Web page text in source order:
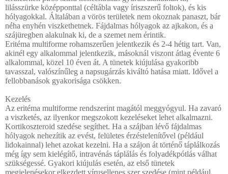
lilásszürke középponttal (céltábla vagy íriszszerű foltok), és kis
hólyagokkal. Általában a vörös területek nem okoznak panaszt, bár
néha enyhén viszkethetnek. Fájdalmas hólyagok az ajkakon, és a
szájüregben alakulnak ki, de a szemet nem érintik.
Eritéma multiforme rohamszerűen jelentkezik és 2-4 hétig tart. Van,
akinél egy alkalommal jelentkezik, másoknál viszont átlag évente 6
alkalommal, közel 10 éven át. A tünetek kiújulása gyakoribb
tavasszal, valószínűleg a napsugárzás kiváltó hatása miatt. Idővel a
fellobbanások gyakorisága csökken.
Kezelés
Az eritéma multiforme rendszerint magától meggyógyul. Ha zavaró
a viszketés, az ilyenkor megszokott kezeléseket lehet alkalmazni.
Kortikoszteroid szedése segíthet. Ha a szájban lévő fájdalmas
hólyagok nehezítik az evést, felületes érzéstelenítővel (például
lidokainnal) lehet azokat kezelni. Ha a szájon át történő táplálkozás
még így sem kielégítő, intravénás táplálás és folyadékpótlás válhat
szükségessé. Gyakori kiújulás esetén, az első tünetek
megjelenésekor elkezdett vírusellenes szer szedése (mint például